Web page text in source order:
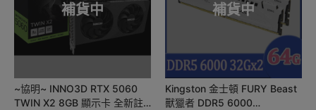
補貨中
~協明~ INNO3D RTX 5060
TWIN X2 8GB 顯示卡 全新註
補貨中
Kingston 金士頓 FURY Beast
獸獵者 DDR5 6000